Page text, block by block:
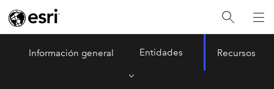
ArcGIS Online
Información general Entidades Recursos